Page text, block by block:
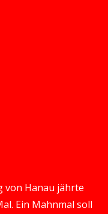
von Hanau jährte
Ein Mahnmal soll